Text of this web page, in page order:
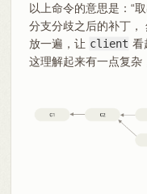
以上命令的意思是：“
分支分歧之后的补丁，
放一遍，让 client 看
这理解起来有一点复杂